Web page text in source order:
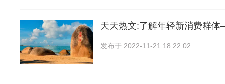
天天热文:了解年轻新消费群
发布于 2022-11-21 18:22:02